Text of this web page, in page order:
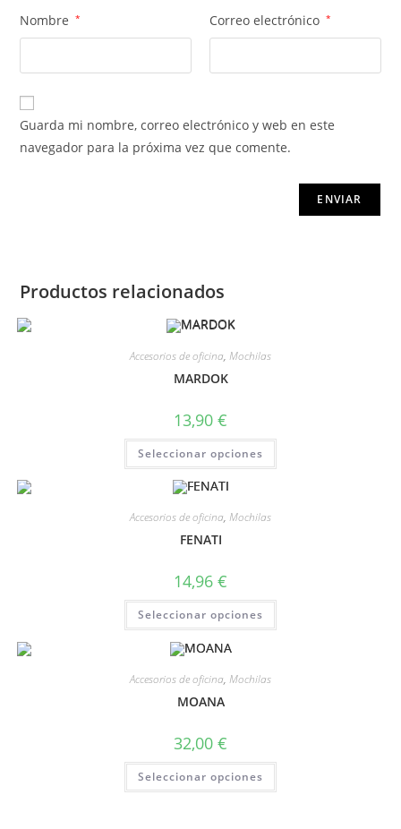
Nombre * Correo electrónico *
Guarda mi nombre, correo electrónico y web en este
navegador para la próxima vez que comente.
Productos relacionados
Accesorios de oficina, Mochilas
MARDOK
13,90 €
Seleccionar opciones
Accesorios de oficina, Mochilas
FENATI
14,96 €
Seleccionar opciones
Accesorios de oficina, Mochilas
MOANA
32,00 €
Seleccionar opciones